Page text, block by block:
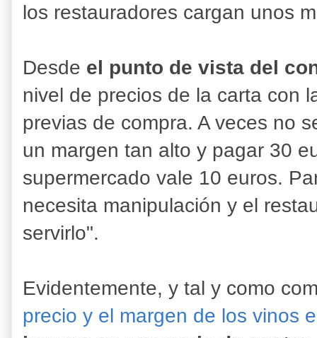
los restauradores cargan unos
Desde el punto de vista del
nivel de precios de la carta con
previas de compra. A veces no
un margen tan alto y pagar 30
supermercado vale 10 euros.
necesita manipulación y el
servirlo".
Evidentemente, y tal y como
precio y el margen de los vinos